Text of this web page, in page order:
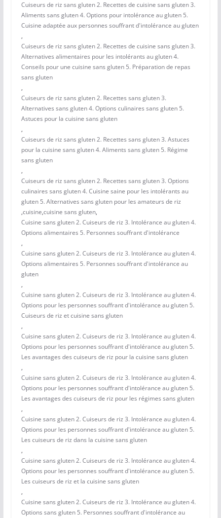
Cuiseurs de riz sans gluten 2. Recettes de cuisine sans gluten 3.
Aliments sans gluten 4. Options pour intolérance au gluten 5.
Cuisine adaptée aux personnes souffrant d'intolérance au gluten
,
Cuiseurs de riz sans gluten 2. Recettes de cuisine sans gluten 3.
Alternatives alimentaires pour les intolérants au gluten 4.
Conseils pour une cuisine sans gluten 5. Préparation de repas
sans gluten
,
Cuiseurs de riz sans gluten 2. Recettes sans gluten 3.
Alternatives sans gluten 4. Options culinaires sans gluten 5.
Astuces pour la cuisine sans gluten
,
Cuiseurs de riz sans gluten 2. Recettes sans gluten 3. Astuces
pour la cuisine sans gluten 4. Aliments sans gluten 5. Régime
sans gluten
,
Cuiseurs de riz sans gluten 2. Recettes sans gluten 3. Options
culinaires sans gluten 4. Cuisine saine pour les intolérants au
gluten 5. Alternatives sans gluten pour les amateurs de riz
,cuisine,cuisine sans gluten,
Cuisine sans gluten 2. Cuiseurs de riz 3. Intolérance au gluten 4.
Options alimentaires 5. Personnes souffrant d'intolérance
,
Cuisine sans gluten 2. Cuiseurs de riz 3. Intolérance au gluten 4.
Options alimentaires 5. Personnes souffrant d'intolérance au
gluten
,
Cuisine sans gluten 2. Cuiseurs de riz 3. Intolérance au gluten 4.
Options pour les personnes souffrant d'intolérance au gluten 5.
Cuiseurs de riz et cuisine sans gluten
,
Cuisine sans gluten 2. Cuiseurs de riz 3. Intolérance au gluten 4.
Options pour les personnes souffrant d'intolérance au gluten 5.
Les avantages des cuiseurs de riz pour la cuisine sans gluten
,
Cuisine sans gluten 2. Cuiseurs de riz 3. Intolérance au gluten 4.
Options pour les personnes souffrant d'intolérance au gluten 5.
Les avantages des cuiseurs de riz pour les régimes sans gluten
,
Cuisine sans gluten 2. Cuiseurs de riz 3. Intolérance au gluten 4.
Options pour les personnes souffrant d'intolérance au gluten 5.
Les cuiseurs de riz dans la cuisine sans gluten
,
Cuisine sans gluten 2. Cuiseurs de riz 3. Intolérance au gluten 4.
Options pour les personnes souffrant d'intolérance au gluten 5.
Les cuiseurs de riz et la cuisine sans gluten
,
Cuisine sans gluten 2. Cuiseurs de riz 3. Intolérance au gluten 4.
Options sans gluten 5. Personnes souffrant d'intolérance au